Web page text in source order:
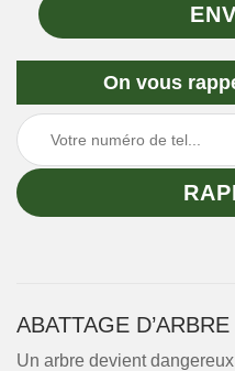
On vous
ABATTAGE
Un arbre devient